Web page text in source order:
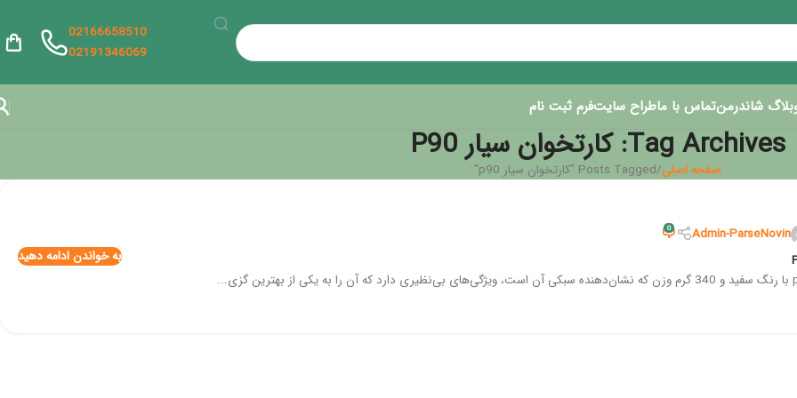
02166658510
02191346069
شاندرمنتماس با ماطراح سایتفرم ثبت نام
Tag Archives: کارتخوان سیار P90
صفحه اصلی Posts Tagged "کارتخوان سیار p90"
Admin-ParseNovin
0
به خواندن ادامه دهید